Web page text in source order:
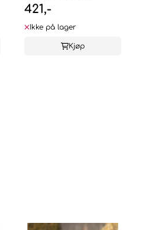
421,-
Ikke på lager
Kjøp